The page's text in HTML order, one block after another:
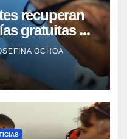
recuperan
gratuitas de
OCHOA